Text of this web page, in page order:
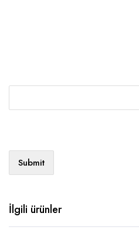
İlgili ürünler